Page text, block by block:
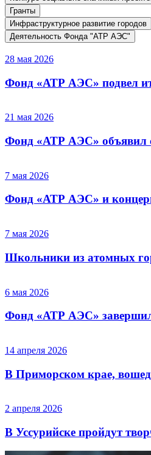
28 мая 2026
Фонд «АТР АЭС» подвел
21 мая 2026
Фонд «АТР АЭС» объявил
7 мая 2026
Фонд «АТР АЭС» и
7 мая 2026
Школьники из атомных
6 мая 2026
Фонд «АТР АЭС» завершил
14 апреля 2026
В Приморском крае,
2 апреля 2026
В Уссурийске пройдут